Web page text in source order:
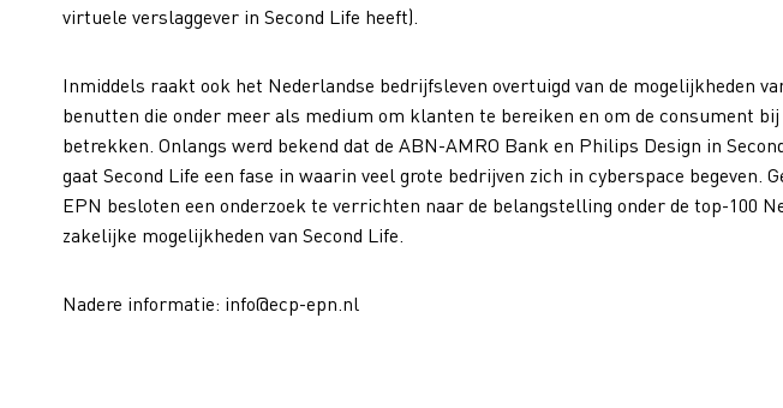
virtuele verslaggever in Second Life heeft).
Inmiddels raakt ook het Nederlandse bedrijfsleven overtuigd van de mogelijkheden
benutten die onder meer als medium om klanten te bereiken en om de consument
betrekken. Onlangs werd bekend dat de ABN-AMRO Bank en Philips Design in
gaat Second Life een fase in waarin veel grote bedrijven zich in cyberspace begeven.
EPN besloten een onderzoek te verrichten naar de belangstelling onder de top-100
zakelijke mogelijkheden van Second Life.
Nadere informatie: info@ecp-epn.nl